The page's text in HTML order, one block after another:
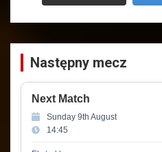
Następny mecz
Next Match
Sunday 9th August
14:45